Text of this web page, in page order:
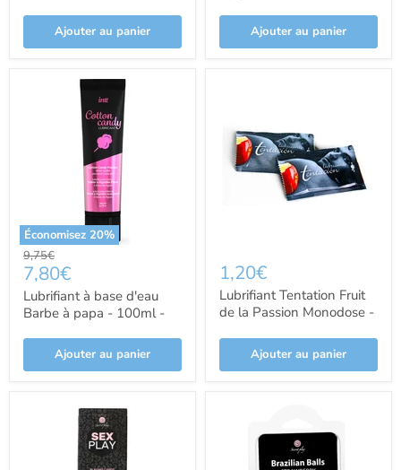
Secret Play
Ajouter au panier Ajouter au panier
Économisez 20%
Prix
d'origine
9,75€
Prix
actuel
7,80€
Lubrifiant à base d'eau
Barbe à papa - 100ml -
Ajouter au panier
1,20€
Lubrifiant Tentation Fruit
de la Passion Monodose -
Ajouter au panier